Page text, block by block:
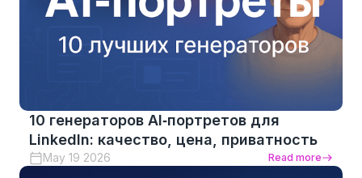
10 генераторов AI‑портретов для
LinkedIn: качество, цена, приватность
May 19 2026 Read more